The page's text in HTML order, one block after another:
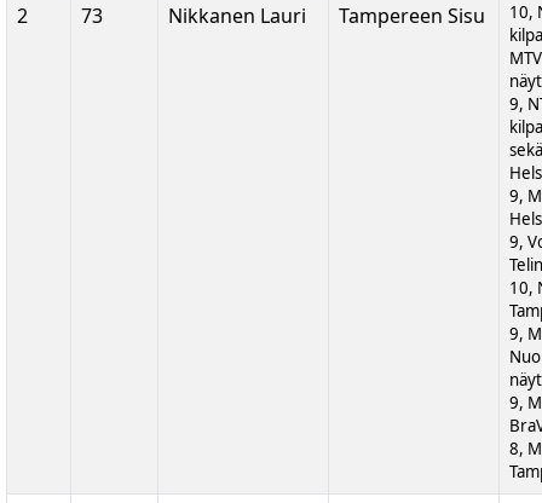
2 73 Nikkanen Lauri Tampereen Sisu
10,
9,
9,
9,
10,
9,
9,
8,